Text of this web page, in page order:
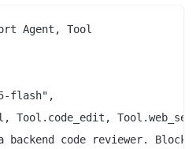
Agent, Tool
flash",
Tool.code_edit,
backend code reviewer. Block